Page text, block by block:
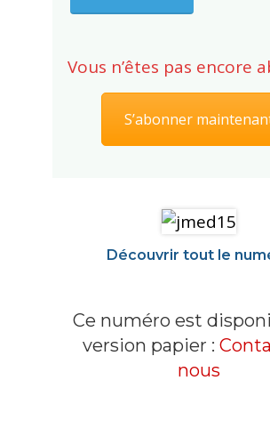
Vous n’êtes pas encore
S’abonner
Découvrir tout le
Ce numéro est
version papier :
nous